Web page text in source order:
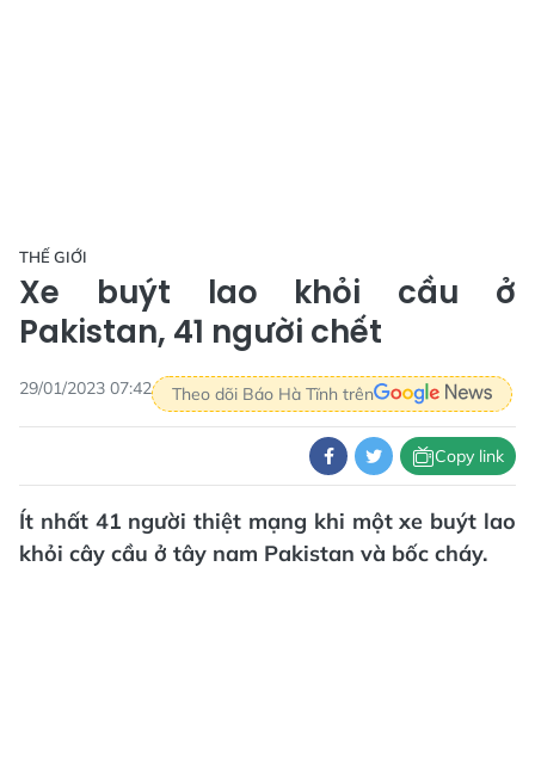
THẾ GIỚI
Xe buýt lao khỏi cầu ở
Pakistan, 41 người chết
29/01/2023 07:42 Theo dõi Báo Hà Tĩnh trên
Copy link
Ít nhất 41 người thiệt mạng khi một xe buýt lao
khỏi cây cầu ở tây nam Pakistan và bốc cháy.